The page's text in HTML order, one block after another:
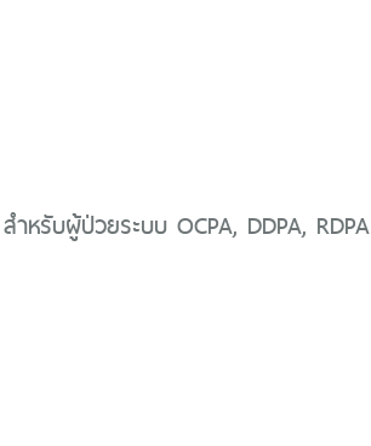
หรับผู้ป่วยระบบ OCPA, DDPA, RDPA